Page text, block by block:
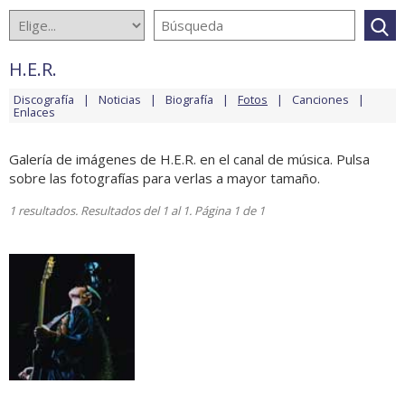
H.E.R.
Discografía Noticias Biografía Fotos Canciones
Enlaces
Galería de imágenes de H.E.R. en el canal de música. Pulsa
sobre las fotografías para verlas a mayor tamaño.
1 resultados. Resultados del 1 al 1. Página 1 de 1